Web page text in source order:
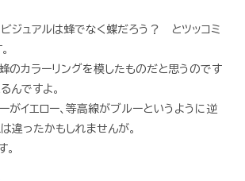
ジュアルは蜂でなく蝶だろう？ とツッコミ
のカラーリングを模したものだと思うのです
んですよ。
がイエロー、等高線がブルーというように逆
違ったかもしれませんが。
。